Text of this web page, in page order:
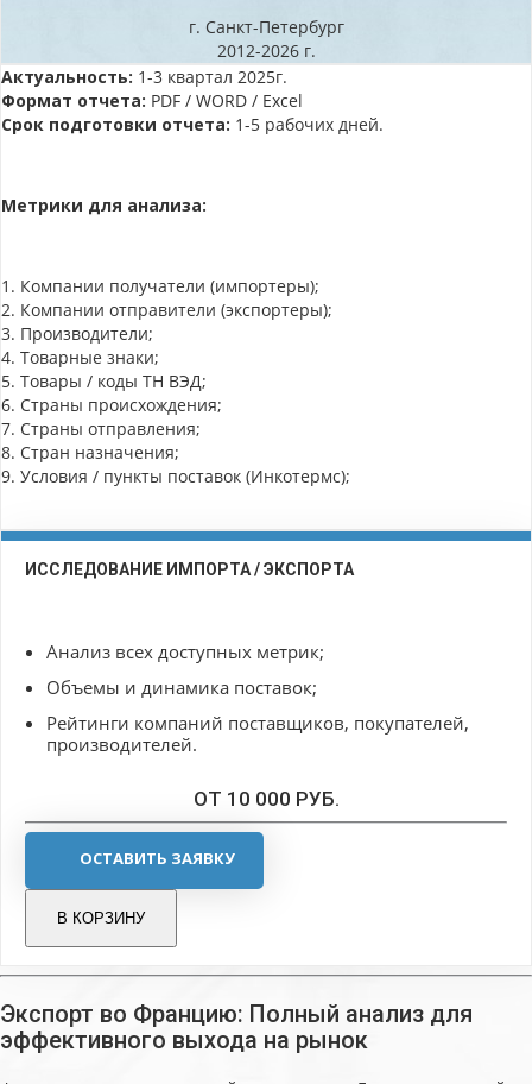
г. Санкт-Петербург
2012-2026 г.
Актуальность: 1-3 квартал 2025г.
Формат отчета: PDF / WORD / Excel
Срок подготовки отчета: 1-5 рабочих дней.
Метрики для анализа:
1. Компании получатели (импортеры);
2. Компании отправители (экспортеры);
3. Производители;
4. Товарные знаки;
5. Товары / коды ТН ВЭД;
6. Страны происхождения;
7. Страны отправления;
8. Стран назначения;
9. Условия / пункты поставок (Инкотермс);
ИССЛЕДОВАНИЕ ИМПОРТА / ЭКСПОРТА
Анализ всех доступных метрик;
Объемы и динамика поставок;
Рейтинги компаний поставщиков, покупателей,
производителей.
ОТ 10 000 РУБ.
ОСТАВИТЬ ЗАЯВКУ
В КОРЗИНУ
Экспорт во Францию: Полный анализ для
эффективного выхода на рынок